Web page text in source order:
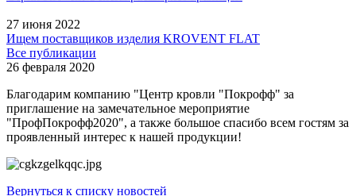
27 июня 2022
Ищем поставщиков изделия KROVENT FLAT
Все публикации
26 февраля 2020
Благодарим компанию "Центр кровли "Покрофф" за
приглашение на замечательное мероприятие
"ПрофПокрофф2020", а также большое спасибо всем гостям за
проявленный интерес к нашей продукции!
Вернуться к списку новостей